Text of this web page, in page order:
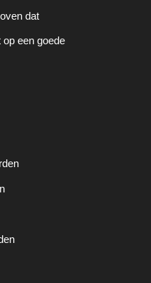
dat
op een goede